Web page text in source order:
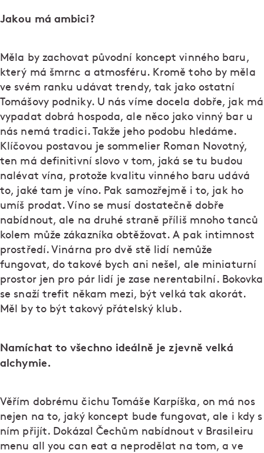
Jakou má ambici?
Měla by zachovat původní koncept vinného baru,
který má šmrnc a atmosféru. Kromě toho by měla
ve svém ranku udávat trendy, tak jako ostatní
Tomášovy podniky. U nás víme docela dobře, jak má
vypadat dobrá hospoda, ale něco jako vinný bar u
nás nemá tradici. Takže jeho podobu hledáme.
Klíčovou postavou je sommelier Roman Novotný,
ten má definitivní slovo v tom, jaká se tu budou
nalévat vína, protože kvalitu vinného baru udává
to, jaké tam je víno. Pak samozřejmě i to, jak ho
umíš prodat. Víno se musí dostatečně dobře
nabídnout, ale na druhé straně příliš mnoho tanců
kolem může zákazníka obtěžovat. A pak intimnost
prostředí. Vinárna pro dvě stě lidí nemůže
fungovat, do takové bych ani nešel, ale miniaturní
prostor jen pro pár lidí je zase nerentabilní. Bokovka
se snaží trefit někam mezi, být velká tak akorát.
Měl by to být takový přátelský klub.
Namíchat to všechno ideálně je zjevně velká
alchymie.
Věřím dobrému čichu Tomáše Karpíška, on má nos
nejen na to, jaký koncept bude fungovat, ale i kdy s
ním přijít. Dokázal Čechům nabídnout v Brasileiru
menu all you can eat a neprodělat na tom, a ve